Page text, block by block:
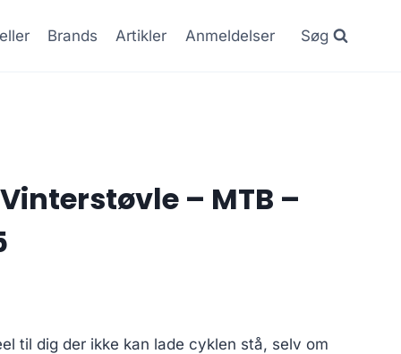
Brands Artikler Anmeldelser Søg
– MTB –
til dig der ikke kan lade cyklen stå, selv om